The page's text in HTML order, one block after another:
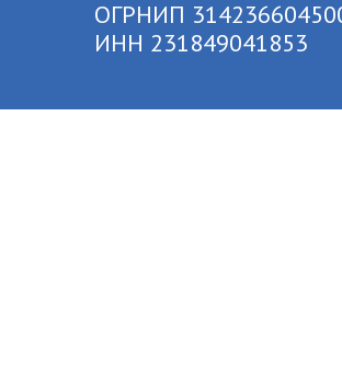
ОГРНИП
ИНН 231849041853